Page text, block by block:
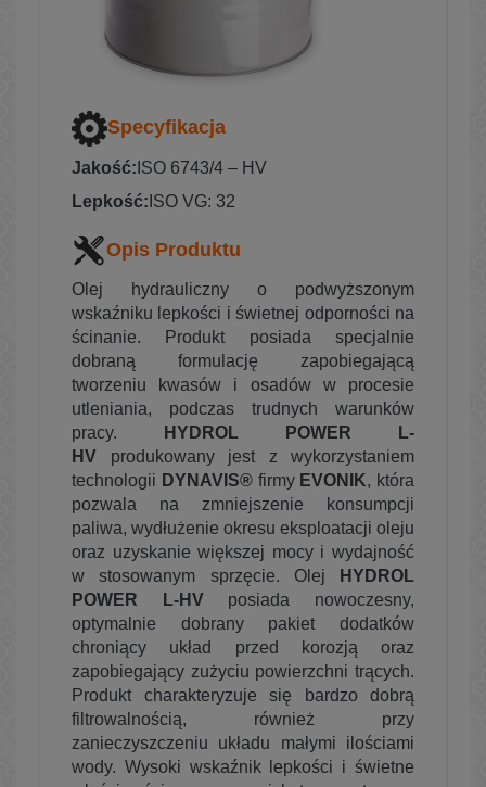
Specyfikacja
Jakość: ISO 6743/4 – HV
Lepkość: ISO VG: 32
Opis Produktu
Olej hydrauliczny o podwyższonym
wskaźniku lepkości i świetnej odporności na
ścinanie. Produkt posiada specjalnie
dobraną formulację zapobiegającą
tworzeniu kwasów i osadów w procesie
utleniania, podczas trudnych warunków
pracy.
HYDROL POWER L-
HV produkowany jest z wykorzystaniem
technologii DYNAVIS®firmy EVONIK, która
pozwala na zmniejszenie konsumpcji
paliwa, wydłużenie okresu eksploatacji oleju
oraz uzyskanie większej mocy i wydajność
w stosowanym sprzęcie. Olej
HYDROL
POWER L-HVposiada nowoczesny,
optymalnie dobrany pakiet dodatków
chroniący układ przed korozją oraz
zapobiegający zużyciu powierzchni trących.
Produkt charakteryzuje się bardzo dobrą
filtrowalnością, również przy
zanieczyszczeniu układu małymi ilościami
wody. Wysoki wskaźnik lepkości i świetne